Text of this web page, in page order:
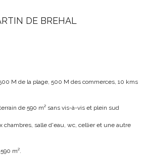
DE BREHAL
M de la plage, 500 M des commerces, 10 kms
de 590 m² sans vis-à-vis et plein sud
chambres, salle d'eau, wc, cellier et une autre
m².